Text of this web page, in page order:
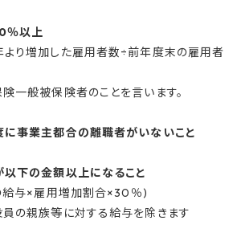
％以上
り増加した雇用者数÷前年度末の雇用者
一般被保険者のことを言います。
事業主都合の離職者がいないこと
下の金額以上になること
給与×雇用増加割合×30％)
の親族等に対する給与を除きます